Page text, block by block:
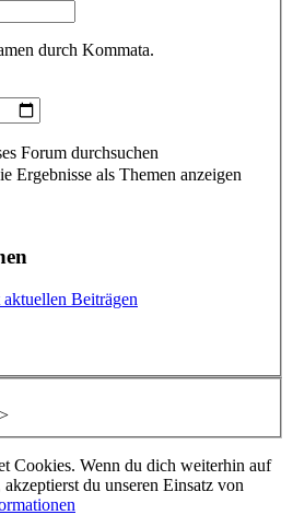
durch Kommata.
Forum durchsuchen
Ergebnisse als Themen anzeigen
Beiträgen
>
Cookies. Wenn du dich weiterhin auf
du unseren Einsatz von